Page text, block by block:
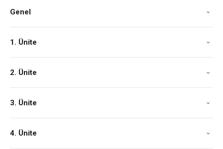
Genel
1. Ünite
2. Ünite
3. Ünite
4. Ünite